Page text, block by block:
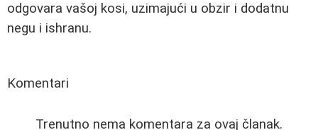
odgovara vašoj kosi, uzimajući u obzir i dodatnu
negu i ishranu.
Komentari
Trenutno nema komentara za ovaj članak.